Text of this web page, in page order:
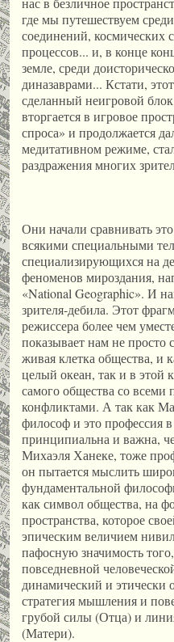
где мы путешествуем
соединений, космических
процессов... и, в конце
земле, среди
диназаврами... Кстати,
сделанный неигровой
вторгается в игровое
спроса» и продолжается
медитативном режиме,
раздражения многих
Они начали сравнивать
всякими специальными
специализирующихся на
феноменов мироздания,
«National Geographic». И
зрителя-дебила. Этот
режиссера более чем
показывает нам не просто
живая клетка общества, и
целый океан, так и в этой
самого общества со всеми
конфликтами. А так как
философ и это профессия
принципиальна и важна,
Михаэля Ханеке, тоже
он пытается мыслить
фундаментальной
как символ общества, на
пространства, которое
эпическим величием
пафосную значимость
повседневной
динамический и этически
стратегия мышления и
грубой силы (Отца) и
(Матери).